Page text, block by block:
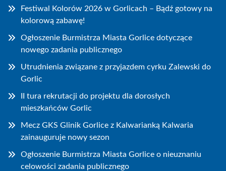
Festiwal Kolorów 2026 w Gorlicach – Bądź gotowy na
kolorową zabawę!
Ogłoszenie Burmistrza Miasta Gorlice dotyczące
nowego zadania publicznego
Utrudnienia związane z przyjazdem cyrku Zalewski do
Gorlic
II tura rekrutacji do projektu dla dorosłych
mieszkańców Gorlic
Mecz GKS Glinik Gorlice z Kalwarianką Kalwaria
zainauguruje nowy sezon
Ogłoszenie Burmistrza Miasta Gorlice o nieuznaniu
celowości zadania publicznego